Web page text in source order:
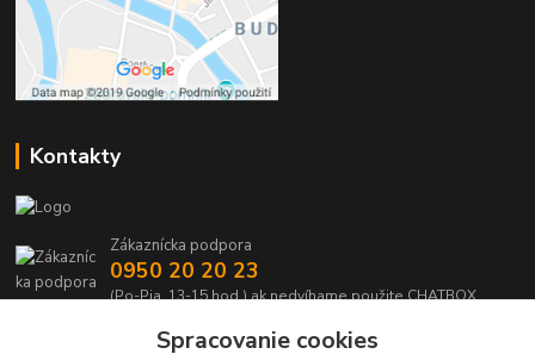
Kontakty
Zákaznícka podpora
0950 20 20 23
(Po-Pia, 13-15 hod.) ak nedvíhame použite CHATBOX
info@kabelmanie.skSpracovanie cookies